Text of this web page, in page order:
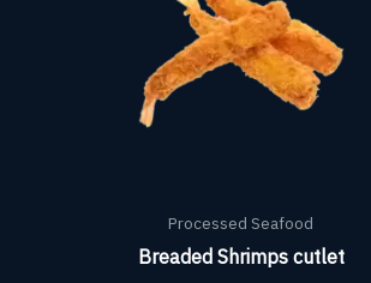
Processed Seafood
Breaded Shrimps cutlet